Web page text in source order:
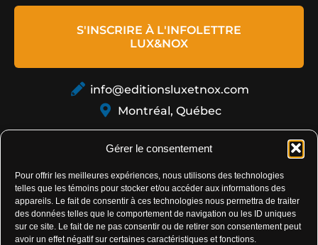
Gérer le consentement
Pour offrir les meilleures expériences, nous utilisons des technologies
telles que les témoins pour stocker et/ou accéder aux informations des
appareils. Le fait de consentir à ces technologies nous permettra de traiter
des données telles que le comportement de navigation ou les ID uniques
sur ce site. Le fait de ne pas consentir ou de retirer son consentement peut
avoir un effet négatif sur certaines caractéristiques et fonctions.
S'INSCRIRE À L'INFOLETTRE
LUX&NOX
info@editionsluxetnox.com
Montréal, Québec
Politique de confidentialité